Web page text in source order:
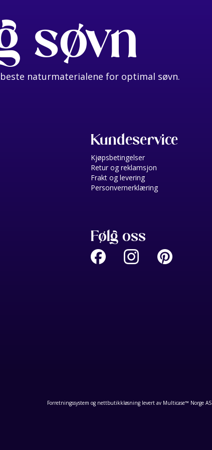
søvn
naturmaterialene for optimal søvn.
Kundeservice
Kjøpsbetingelser
Retur og reklamsjon
Frakt og levering
Personvernerklæring
Følg oss
Forretningssystem og nettbutikkløsninglevert av Multicase™ Norge AS